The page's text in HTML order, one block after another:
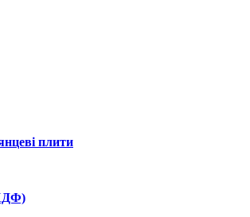
плити